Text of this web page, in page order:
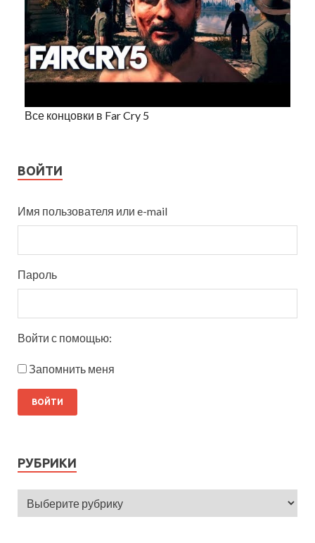
Все концовки в Far Cry 5
ВОЙТИ
Имя пользователя или e-mail
Пароль
Войти с помощью:
Запомнить меня
РУБРИКИ